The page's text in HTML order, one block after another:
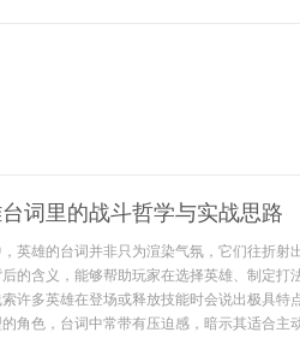
词里的战斗哲学与实战思路
英雄的台词并非只为渲染气氛，它们往折射
的含义，能够帮助玩家在选择英雄、制定打
许多英雄在登场或释放技能时会说出极具特
角色，台词中常带有压迫感，暗示其适合主